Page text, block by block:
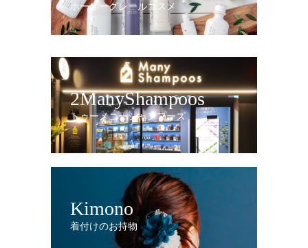
ホーリーグレールコスメ
2ManyShampoos
トゥーメニーシャンプーズ
Kimono
着付けのお持物